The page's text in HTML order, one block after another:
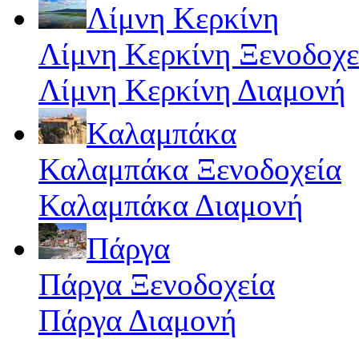
Λίμνη Κερκίνη
Λίμνη Κερκίνη
Λίμνη Κερκίνη Διαμονή
Καλαμπάκα
Καλαμπάκα Ξενοδοχεία
Καλαμπάκα Διαμονή
Πάργα
Πάργα Ξενοδοχεία
Πάργα Διαμονή